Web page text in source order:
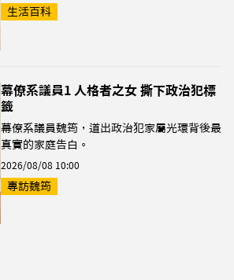
生活百科
幕僚系議員1 人格者之女 撕下政治犯標
籤
幕僚系議員魏筠，道出政治犯家屬光環背後最
真實的家庭告白。
2026/08/08 10:00
專訪魏筠